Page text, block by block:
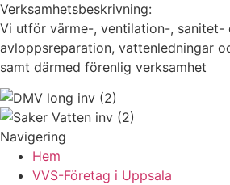
Verksamhetsbeskrivning:
Vi utför värme-, ventilation-, sanitet-
avloppsreparation, vattenledningar
samt därmed förenlig verksamhet
Navigering
Hem
VVS-Företag i Uppsala